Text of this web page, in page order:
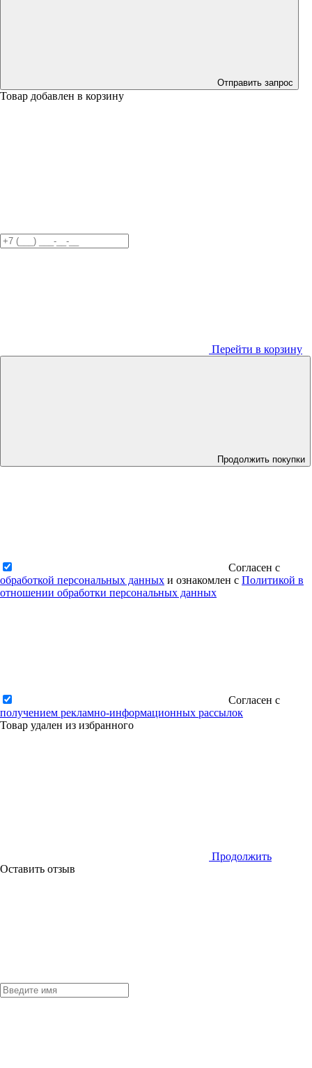
Отправить запрос
Товар добавлен в корзину
Перейти в корзину
Продолжить покупки
Согласен с
обработкой персональных данных и ознакомлен с Политикой в
отношении обработки персональных данных
Согласен с
получением рекламно-информационных рассылок
Товар удален из избранного
Продолжить
Оставить отзыв